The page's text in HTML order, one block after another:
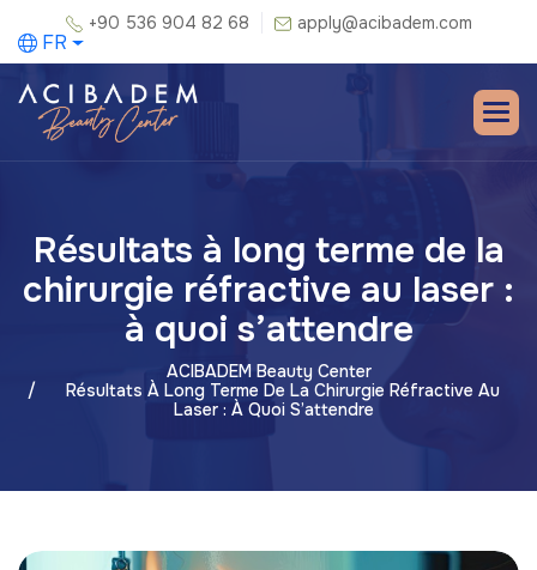
+90 536 904 82 68 apply@acibadem.com
FR
Résultats à long terme de la
chirurgie réfractive au laser :
à quoi s’attendre
ACIBADEM Beauty Center
Résultats À Long Terme De La Chirurgie Réfractive Au
Laser : À Quoi S’attendre